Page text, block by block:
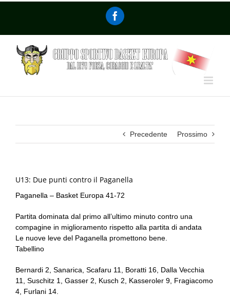
Precedente Prossimo
U13: Due punti contro il Paganella
Paganella – Basket Europa 41-72
Partita dominata dal primo all’ultimo minuto contro una
compagine in miglioramento rispetto alla partita di andata
Le nuove leve del Paganella promettono bene.
Tabellino
Bernardi 2, Sanarica, Scafaru 11, Boratti 16, Dalla Vecchia
11, Suschitz 1, Gasser 2, Kusch 2, Kasseroler 9, Fragiacomo
4, Furlani 14.